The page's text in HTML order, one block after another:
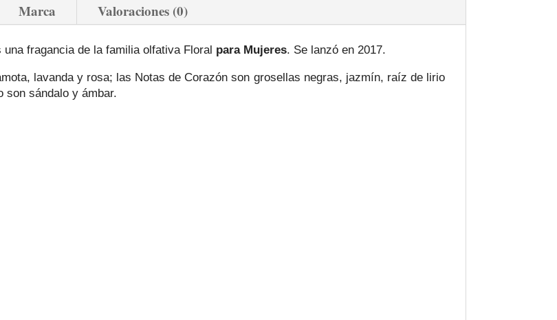
Marca Valoraciones (0)
fragancia de la familia olfativa Floral para Mujeres. Se lanzó en 2017.
lavanda y rosa; las Notas de Corazón son grosellas negras, jazmín, raíz de lirio
son sándalo y ámbar.